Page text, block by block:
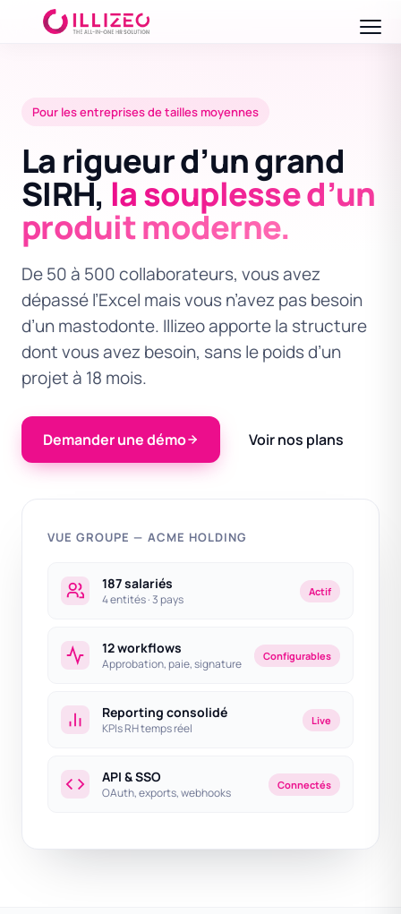
Pour les entreprises de tailles moyennes
La rigueur d’un grand
SIRH, la souplesse d’un
produit moderne.
De 50 à 500 collaborateurs, vous avez
dépassé l’Excel mais vous n’avez pas besoin
d’un mastodonte. Illizeo apporte la structure
dont vous avez besoin, sans le poids d’un
projet à 18 mois.
Demander une démo Voir nos plans
VUE GROUPE — ACME HOLDING
187 salariés
4 entités · 3 pays
Actif
12 workflows
Approbation, paie, signature
Configurables
Reporting consolidé
KPIs RH temps réel
Live
API & SSO
OAuth, exports, webhooks
Connectés